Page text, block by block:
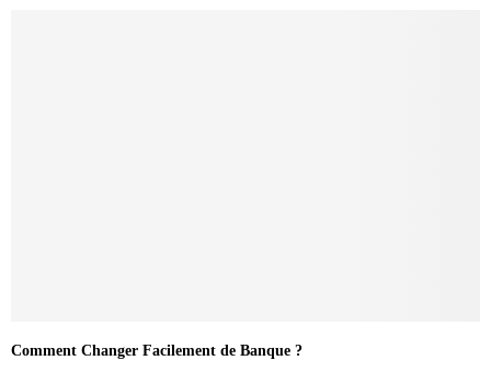
Comment Changer Facilement de Banque ?